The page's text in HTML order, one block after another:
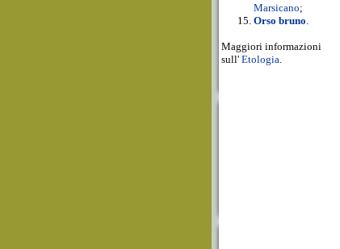
Marsicano;
Orso bruno.
Maggiori informazioni
sull' Etologia.